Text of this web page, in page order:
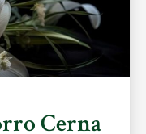
Cerna